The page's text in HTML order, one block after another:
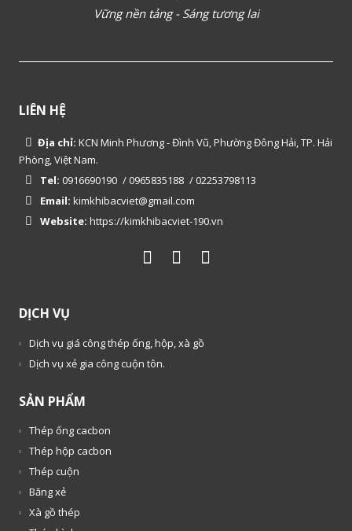
Vững nền tảng - Sáng tương lai
LIÊN HỆ
Địa chỉ: KCN Minh Phương - Đình Vũ, Phường Đông Hải, TP. Hải
Phòng, Việt Nam.
Tel: 0916690190 /0965835188 /02253798113
Email: kimkhibacviet@gmail.com
Website: https://kimkhibacviet-190.vn
DỊCH VỤ
Dịch vụ giá công thép ống, hộp, xà gồ
Dịch vụ xẻ gia công cuộn tôn.
SẢN PHẨM
Thép ống cacbon
Thép hộp cacbon
Thép cuộn
Băng xẻ
Xà gồ thép